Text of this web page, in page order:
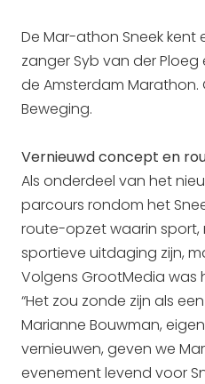
De Mar-athon Sneek
zanger Syb van der
de Amsterdam Marathon.
Beweging.
Vernieuwd concept en
Als onderdeel van het
parcours rondom het
route-opzet waarin sport,
sportieve uitdaging zijn,
Volgens GrootMedia was
“Het zou zonde zijn als
Marianne Bouwman,
vernieuwen, geven we
evenement levend voor